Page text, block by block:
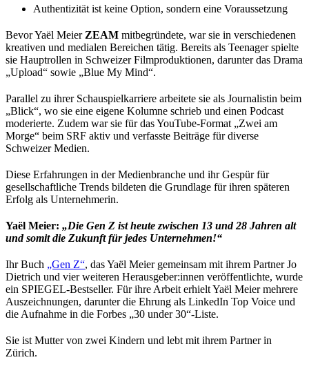
Authentizität ist keine Option, sondern eine Voraussetzung
Bevor Yaël Meier ZEAM mitbegründete, war sie in verschiedenen
kreativen und medialen Bereichen tätig. Bereits als Teenager spielte
sie Hauptrollen in Schweizer Filmproduktionen, darunter das Drama
„Upload“ sowie „Blue My Mind“.
Parallel zu ihrer Schauspielkarriere arbeitete sie als Journalistin beim
„Blick“, wo sie eine eigene Kolumne schrieb und einen Podcast
moderierte. Zudem war sie für das YouTube-Format „Zwei am
Morge“ beim SRF aktiv und verfasste Beiträge für diverse
Schweizer Medien.
Diese Erfahrungen in der Medienbranche und ihr Gespür für
gesellschaftliche Trends bildeten die Grundlage für ihren späteren
Erfolg als Unternehmerin.
Yaël Meier: „Die Gen Z ist heute zwischen 13 und 28 Jahren alt
und somit die Zukunft für jedes Unternehmen!“
Ihr Buch „Gen Z“, das Yaël Meier gemeinsam mit ihrem Partner Jo
Dietrich und vier weiteren Herausgeber:innen veröffentlichte, wurde
ein SPIEGEL-Bestseller. Für ihre Arbeit erhielt Yaël Meier mehrere
Auszeichnungen, darunter die Ehrung als LinkedIn Top Voice und
die Aufnahme in die Forbes „30 under 30“-Liste.
Sie ist Mutter von zwei Kindern und lebt mit ihrem Partner in
Zürich.